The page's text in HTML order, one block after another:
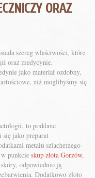
ORAZ
szereg właściwości, które
oraz medycynie.
jako materiał ozdobny,
niż moglibyśmy się
to poddane
się jako preparat
metalu szlachetnego
punkcie skup złota Gorzów,
odpowiednio ją
Dodatkowo złoto